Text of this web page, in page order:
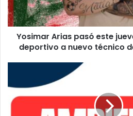
ser
gerente
deportivo
nuevo
Yosimar Arias pasó este
deportivo a nuevo técnico
sobre
las